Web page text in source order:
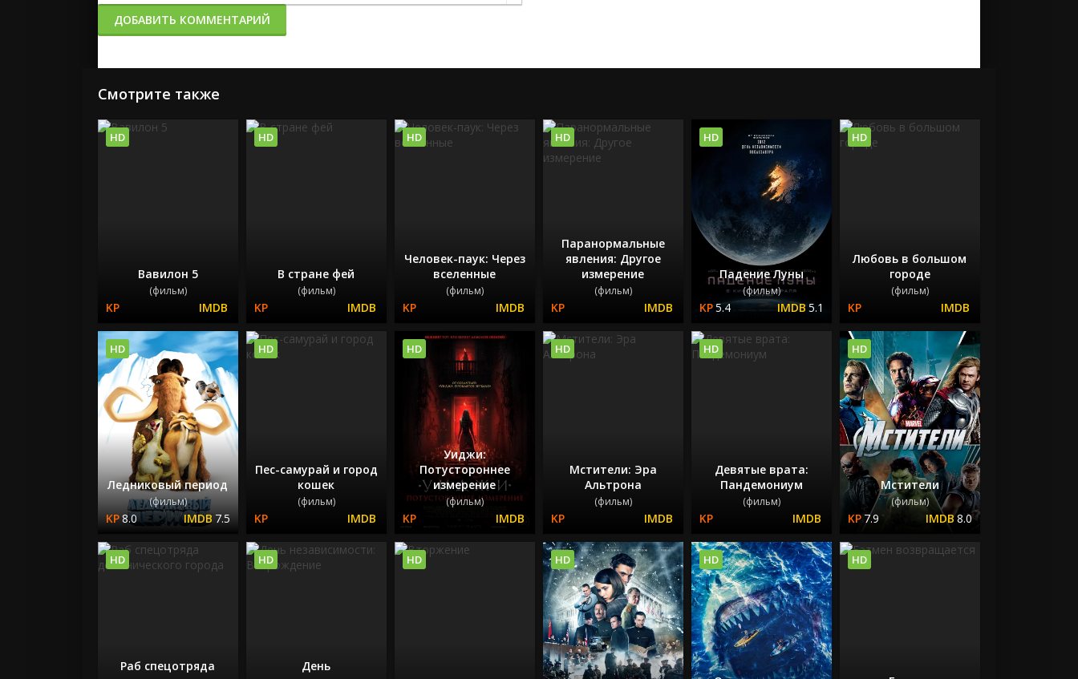
ДОБАВИТЬ КОММЕНТАРИЙ
Смотрите также
Вавилон 5
(фильм)
HD
В стране фей
(фильм)
HD
Человек-паук: Через
вселенные
(фильм)
HD
Паранормальные
явления: Другое
измерение
(фильм)
HD
Падение Луны
(фильм)
5.4 5.1
HD
Любовь в большом
городе
(фильм)
HD
Ледниковый период
(фильм)
8.0 7.5
HD
Пес-самурай и город
кошек
(фильм)
HD
Уиджи:
Потустороннее
измерение
(фильм)
HD
Мстители: Эра
Альтрона
(фильм)
HD
Девятые врата:
Пандемониум
(фильм)
HD
Мстители
(фильм)
7.9 8.0
HD
Раб спецотряда
HD
День
HD HD HD HD HD